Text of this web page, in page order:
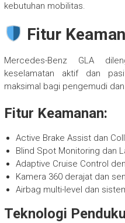
kebutuhan mobilitas.
Fitur
Mercedes-Benz GLA
keselamatan aktif dan
maksimal bagi pengemudi
Fitur Keamanan:
Active Brake Assist dan
Blind Spot Monitoring dan
Adaptive Cruise Control
Kamera 360 derajat dan
Airbag multi-level dan
Teknologi